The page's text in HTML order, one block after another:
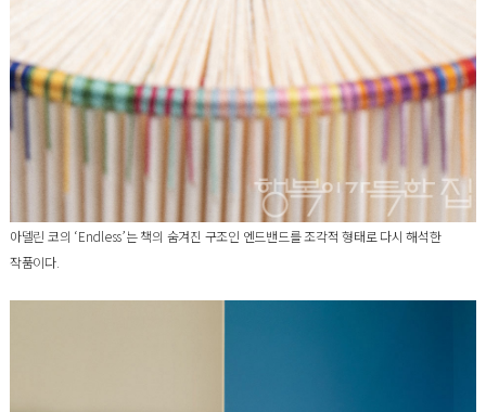
아델린 코의 ‘Endless’는 책의 숨겨진 구조인 엔드밴드를 조각적 형태로 다시 해석한
작품이다.